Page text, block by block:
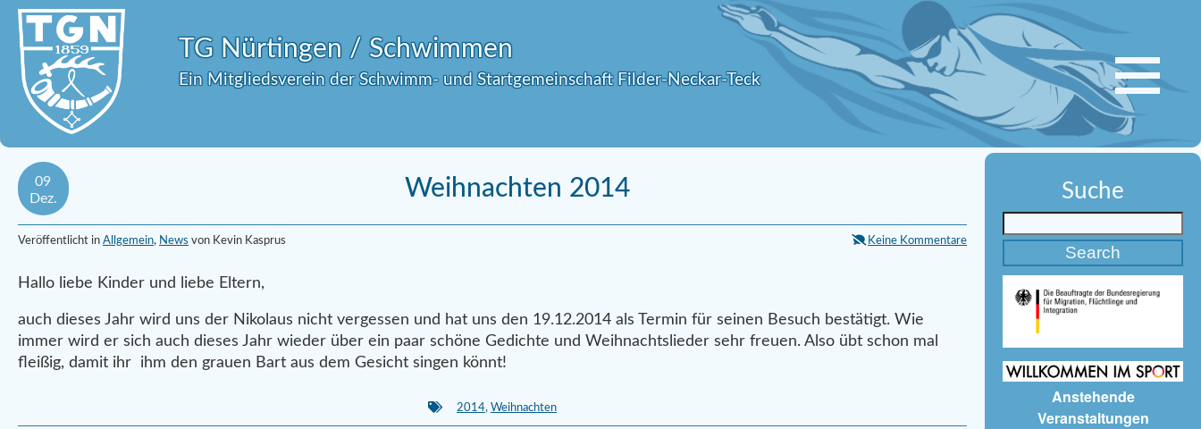
TG Nürtingen / Schwimmen
Ein Mitgliedsverein der Schwimm- und Startgemeinschaft Filder-Neckar-Teck
09
Dez.
Weihnachten 2014
Veröffentlicht in Allgemein, News von Kevin Kasprus Keine Kommentare
Hallo liebe Kinder und liebe Eltern,
auch dieses Jahr wird uns der Nikolaus nicht vergessen und hat uns den 19.12.2014 als Termin für seinen Besuch bestätigt. Wie
immer wird er sich auch dieses Jahr wieder über ein paar schöne Gedichte und Weihnachtslieder sehr freuen. Also übt schon mal
fleißig, damit ihr ihm den grauen Bart aus dem Gesicht singen könnt!
2014, Weihnachten
Suche
Anstehende
Veranstaltungen